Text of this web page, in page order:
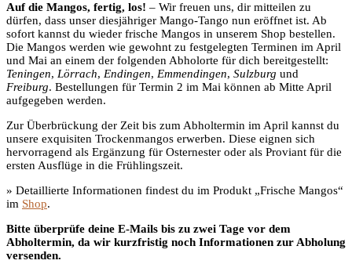
Auf die Mangos, fertig, los! – Wir freuen uns, dir mitteilen zu
dürfen, dass unser diesjähriger Mango-Tango nun eröffnet ist. Ab
sofort kannst du wieder frische Mangos in unserem Shop bestellen.
Die Mangos werden wie gewohnt zu festgelegten Terminen im April
und Mai an einem der folgenden Abholorte für dich bereitgestellt:
Teningen, Lörrach, Endingen, Emmendingen, Sulzburg und
Freiburg. Bestellungen für Termin 2 im Mai können ab Mitte April
aufgegeben werden.
Zur Überbrückung der Zeit bis zum Abholtermin im April kannst du
unsere exquisiten Trockenmangos erwerben. Diese eignen sich
hervorragend als Ergänzung für Osternester oder als Proviant für die
ersten Ausflüge in die Frühlingszeit.
» Detaillierte Informationen findest du im Produkt „Frische Mangos“
im Shop.
Bitte überprüfe deine E-Mails bis zu zwei Tage vor dem
Abholtermin, da wir kurzfristig noch Informationen zur Abholung
versenden.